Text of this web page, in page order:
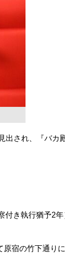
され、『バカ
き執行猶予2
原宿の竹下通り